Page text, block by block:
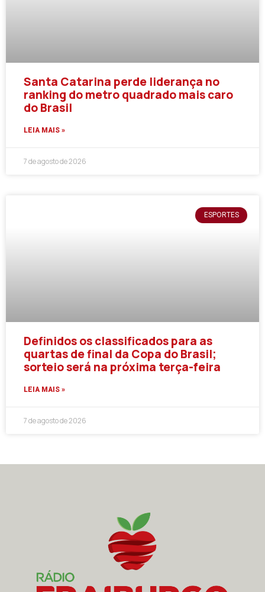
Santa Catarina perde liderança no
ranking do metro quadrado mais caro
do Brasil
LEIA MAIS »
7 de agosto de 2026
ESPORTES
Definidos os classificados para as
quartas de final da Copa do Brasil;
sorteio será na próxima terça-feira
LEIA MAIS »
7 de agosto de 2026